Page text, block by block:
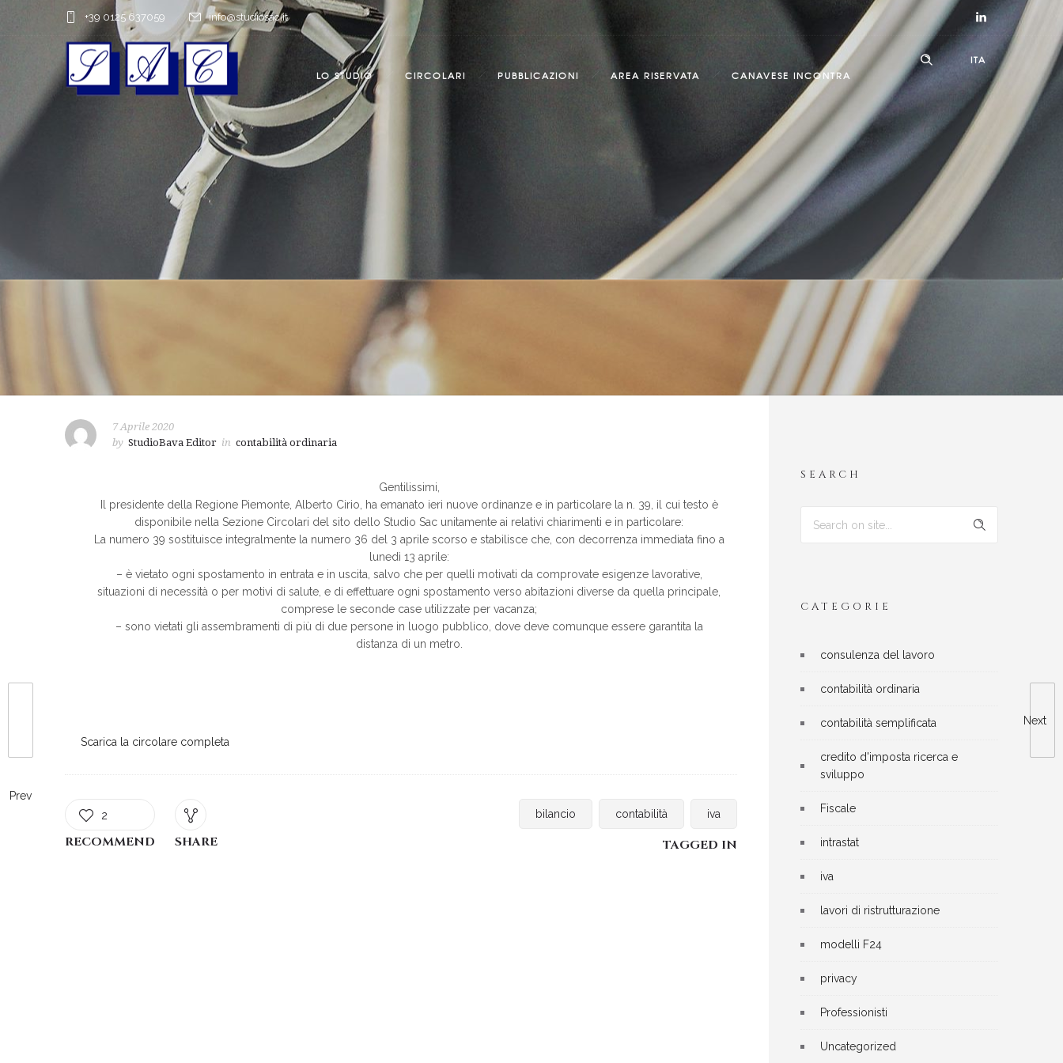
+39 0125 637059 info@studiosac.it
ITA
LO STUDIO
CIRCOLARI PUBBLICAZIONI AREA RISERVATA CANAVESE INCONTRA
Prev
Next
7 Aprile 2020
by StudioBava Editor in contabilità ordinaria
Gentilissimi,
Il presidente della Regione Piemonte, Alberto Cirio, ha emanato ieri nuove ordinanze e in particolare la n. 39, il cui testo è
disponibile nella Sezione Circolari del sito dello Studio Sac unitamente ai relativi chiarimenti e in particolare:
La numero 39 sostituisce integralmente la numero 36 del 3 aprile scorso e stabilisce che, con decorrenza immediata fino a
lunedì 13 aprile:
– è vietato ogni spostamento in entrata e in uscita, salvo che per quelli motivati da comprovate esigenze lavorative,
situazioni di necessità o per motivi di salute, e di effettuare ogni spostamento verso abitazioni diverse da quella principale,
comprese le seconde case utilizzate per vacanza;
– sono vietati gli assembramenti di più di due persone in luogo pubblico, dove deve comunque essere garantita la
distanza di un metro.
Scarica la circolare completa
2
RECOMMEND SHARE
bilancio contabilità iva
TAGGED IN
SEARCH
CATEGORIE
consulenza del lavoro
contabilità ordinaria
contabilità semplificata
credito d'imposta ricerca e
sviluppo
Fiscale
intrastat
iva
lavori di ristrutturazione
modelli F24
privacy
Professionisti
Uncategorized